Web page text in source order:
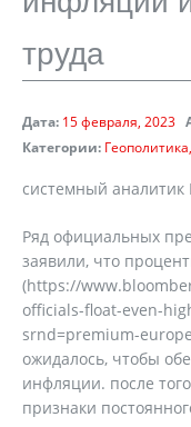
труда
Дата: 15 февраля, 2023
Категории: Геополитика
системный
Ряд официальных
заявили, что
(https://
officials-float-even-
srnd=premium-
ожидалось, чтобы
инфляции. после
признаки